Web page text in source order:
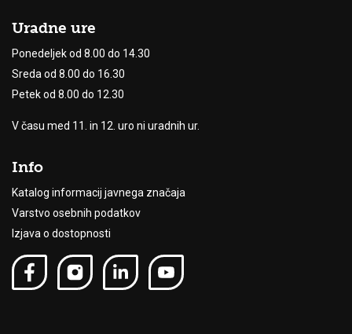
Uradne ure
Ponedeljek od 8.00 do 14.30
Sreda od 8.00 do 16.30
Petek od 8.00 do 12.30
V času med 11. in 12. uro ni uradnih ur.
Info
Katalog informacij javnega značaja
Varstvo osebnih podatkov
Izjava o dostopnosti